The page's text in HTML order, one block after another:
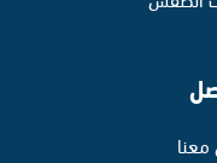
معنا